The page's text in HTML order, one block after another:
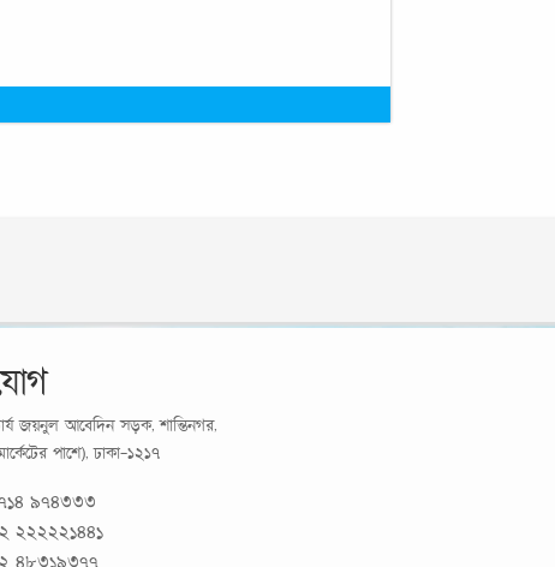
জয়নুল আবেদিন সড়ক, শান্তিনগর,
পাশে), ঢাকা-১২১৭
৯৭৪৩৩৩
২২২২২১৪৪১
৪৮৩১৯৩৭৭